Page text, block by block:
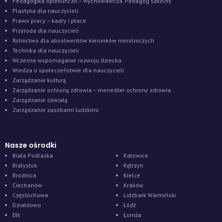
Plastyka dla nauczycieli
Prawo pracy – kadry i płace
Przyroda dla nauczycieli
Rolnictwo dla absolwentów kierunków nierolniczych
Technika dla nauczycieli
Wczesne wspomaganie rozwoju dziecka
Wiedza o społeczeństwie dla nauczycieli
Zarządzanie kulturą
Zarządzanie ochroną zdrowia – menedżer ochrony zdrowia
Zarządzanie oświatą
Zarządzanie zasobami ludzkimi
Nasze ośrodki
Biała Podlaska
Białystok
Brodnica
Ciechanów
Częstochowa
Działdowo
Ełk
Katowice
Kętrzyn
Kielce
Kraków
Lidzbark Warmiński
Łódź
Łomża